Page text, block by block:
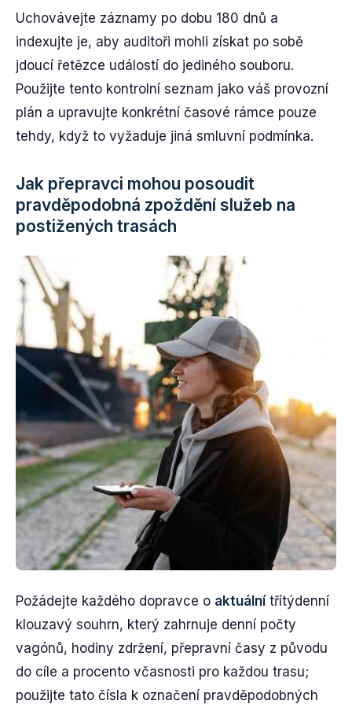
Uchovávejte záznamy po dobu 180 dnů a
indexujte je, aby auditoři mohli získat po sobě
jdoucí řetězce událostí do jediného souboru.
Použijte tento kontrolní seznam jako váš provozní
plán a upravujte konkrétní časové rámce pouze
tehdy, když to vyžaduje jiná smluvní podmínka.
Jak přepravci mohou posoudit
pravděpodobná zpoždění služeb na
postižených trasách
Požádejte každého dopravce o aktuální třítýdenní
klouzavý souhrn, který zahrnuje denní počty
vagónů, hodiny zdržení, přepravní časy z původu
do cíle a procento včasnosti pro každou trasu;
použijte tato čísla k označení pravděpodobných